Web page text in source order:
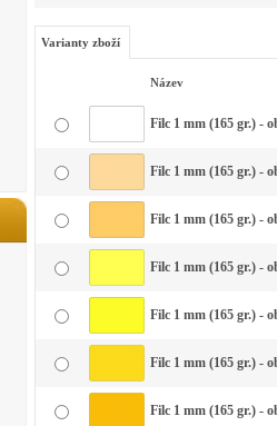
Varianty zboží
Název
Filc 1 mm (165 gr.) -
Filc 1 mm (165 gr.) -
Filc 1 mm (165 gr.) -
Filc 1 mm (165 gr.) -
Filc 1 mm (165 gr.) -
Filc 1 mm (165 gr.) -
Filc 1 mm (165 gr.) -